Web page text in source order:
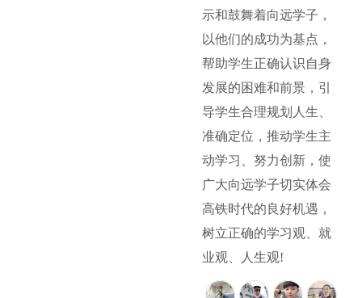
示和鼓舞着向远学子，
以他们的成功为基点，
帮助学生正确认识自身
发展的困难和前景，引
导学生合理规划人生、
准确定位，推动学生主
动学习、努力创新，使
广大向远学子切实体会
高铁时代的良好机遇，
树立正确的学习观、就
业观、人生观!